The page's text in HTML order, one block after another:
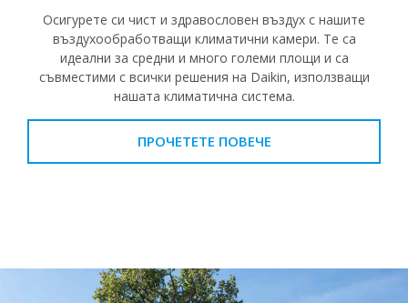
Осигурете си чист и здравословен въздух с нашите
въздухообработващи климатични камери. Те са
идеални за средни и много големи площи и са
съвместими с всички решения на Daikin, използващи
нашата климатична система.
ПРОЧЕТЕТЕ ПОВЕЧЕ